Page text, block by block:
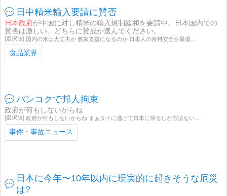
日中精米輸入要請に賛否
日本政府が中国に対し精米の輸入規制緩和を要請中。日本国内での
賛否は激しい。どちらに賛成か選んでください。
国内の米は大丈夫か 農家支援になるのか 日本人の食料安全を最優先すべき 輸出により消費者が損をする
食品業界
バンコクで邦人拘束
政府が何もしないからね
政府が何もしないからね まぁタイに逃げて日本に帰るしか方法ないよね 政府は仕事しろ 他の国は国が保護して帰国しつてるんだよ
事件・事故ニュース
日本に今年〜10年以内に現実的に起きそうな厄災
は?